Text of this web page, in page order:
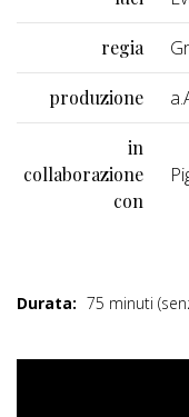
regia
produzione
in
collaborazione
con
Durata: 75 minuti